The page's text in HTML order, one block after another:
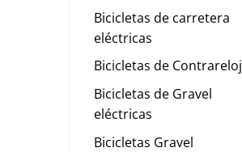
Bicicletas de carretera
eléctricas
Bicicletas de Contrareloj
Bicicletas de Gravel
eléctricas
Bicicletas Gravel